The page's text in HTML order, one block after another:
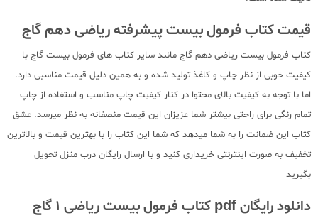
قیمت کتاب فرمول بیست پیشرفته ریاضی دهم گاج
کتاب فرمول بیست ریاضی دهم گاج مانند سایر کتاب های فرمول بیست گاج با
کیفیت خوبی از نظر چاپ و کاغذ تولید شده و به همین دلیل قیمت مناسبی دارد.
اما با توجه به کیفیت بالای محتوا در کنار کیفیت چاپ مناسب و استفاده از چاپ
تمام رنگی برای راحتی بیشتر شما عزیزان این قیمت منصفانه به نظر میرسد. عشق
کتاب این ضمانت را به شما میدهد که شما این کتاب را با بهترین قیمت و بالاترین
تخفیف به صورت اینترنتی خریداری کنید و با ارسال رایگان درب منزل تحویل
بگیرید
دانلود رایگان pdf کتاب فرمول بیست ریاضی 1 گاج